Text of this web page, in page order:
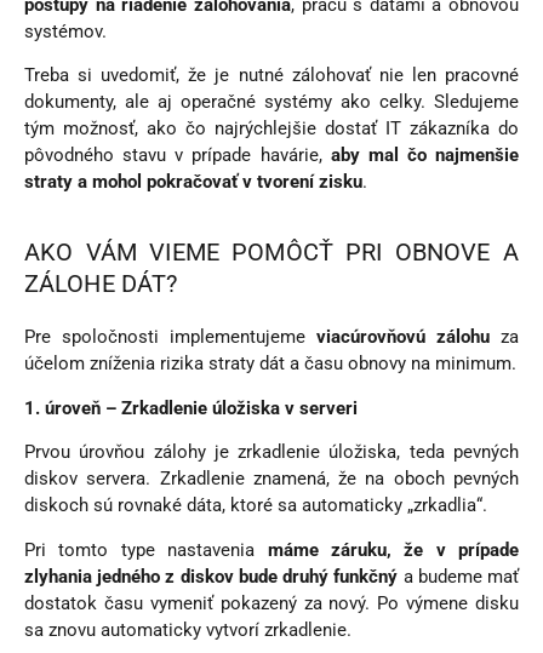
postupy na riadenie zálohovania, prácu s dátami a obnovou
systémov.
Treba si uvedomiť, že je nutné zálohovať nie len pracovné
dokumenty, ale aj operačné systémy ako celky. Sledujeme
tým možnosť, ako čo najrýchlejšie dostať IT zákazníka do
pôvodného stavu v prípade havárie, aby mal čo najmenšie
straty a mohol pokračovať v tvorení zisku.
AKO VÁM VIEME POMÔCŤ PRI OBNOVE A
ZÁLOHE DÁT?
Pre spoločnosti implementujeme viacúrovňovú zálohu za
účelom zníženia rizika straty dát a času obnovy na minimum.
1. úroveň – Zrkadlenie úložiska v serveri
Prvou úrovňou zálohy je zrkadlenie úložiska, teda pevných
diskov servera. Zrkadlenie znamená, že na oboch pevných
diskoch sú rovnaké dáta, ktoré sa automaticky „zrkadlia“.
Pri tomto type nastavenia máme záruku, že v prípade
zlyhania jedného z diskov bude druhý funkčný a budeme mať
dostatok času vymeniť pokazený za nový. Po výmene disku
sa znovu automaticky vytvorí zrkadlenie.